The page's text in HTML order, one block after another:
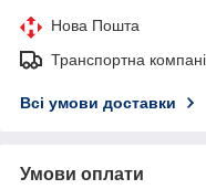
Нова Пошта
Транспортна
Всі умови доставки
Умови оплати